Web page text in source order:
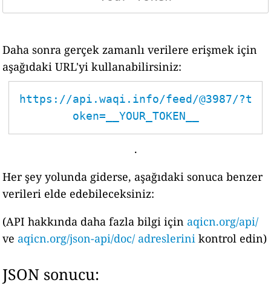
Daha sonra gerçek zamanlı verilere erişmek için
aşağıdaki URL'yi kullanabilirsiniz:
https://api.waqi.info/feed/@3987/?t
oken=__YOUR_TOKEN__
.
Her şey yolunda giderse, aşağıdaki sonuca benzer
verileri elde edebileceksiniz:
(API hakkında daha fazla bilgi için aqicn.org/api/
ve aqicn.org/json-api/doc/ adreslerini kontrol edin)
JSON sonucu: